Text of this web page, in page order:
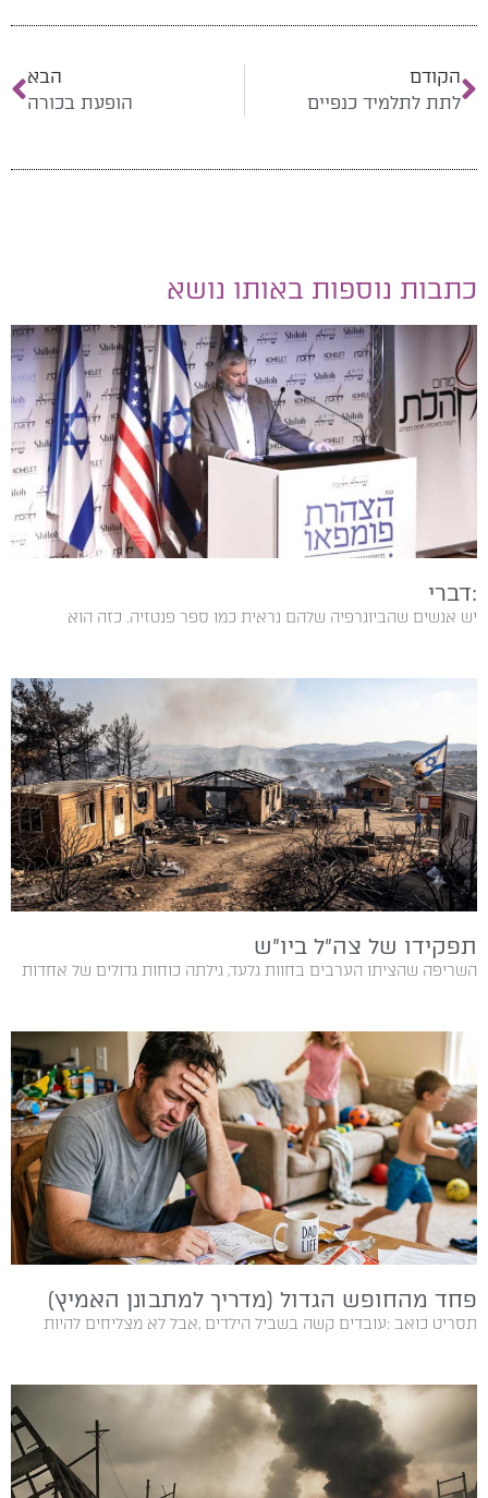
הקודם
לתת לתלמיד כנפיים
הבא
הופעת בכורה
כתבות נוספות באותו נושא
:דברי
יש אנשים שהביוגרפיה שלהם נראית כמו ספר פנטזיה. כזה הוא
תפקידו של צה"ל ביו"ש
השריפה שהציתו הערבים בחוות גלעד, גילתה כוחות גדולים של אחדות
פחד מהחופש הגדול (מדריך למתבונן האמיץ)
תסריט‭ ‬כואב‭: ‬עובדים‭ ‬קשה‭ ‬בשביל‭ ‬הילדים‭, ‬אבל‭ ‬לא‭ ‬מצליחים‭ ‬להיות‭